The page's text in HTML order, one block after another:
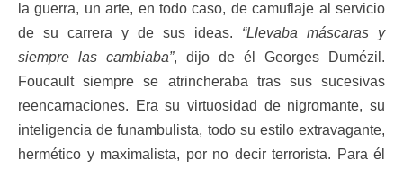
la guerra, un arte, en todo caso, de camuflaje al servicio
de su carrera y de sus ideas. “Llevaba máscaras y
siempre las cambiaba”, dijo de él Georges Dumézil.
Foucault siempre se atrincheraba tras sus sucesivas
reencarnaciones. Era su virtuosidad de nigromante, su
inteligencia de funambulista, todo su estilo extravagante,
hermético y maximalista, por no decir terrorista. Para él